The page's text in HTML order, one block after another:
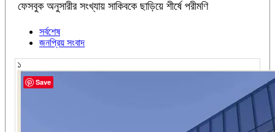
ফেসবুক অনুসারীর সংখ্যায় সাকিবকে ছাড়িয়ে শীর্ষে পরীমণি
সর্বশেষ
জনপ্রিয় সংবাদ
১
Save